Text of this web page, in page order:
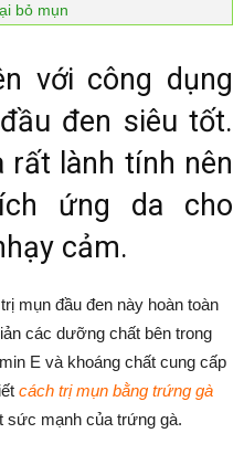
bỏ mụn
với công dụng
đen siêu tốt.
rất lành tính nên
ứng da cho
cảm.
mụn đầu đen này hoàn toàn
các dưỡng chất bên trong
E và khoáng chất cung cấp
cách trị mụn bằng trứng gà
sức mạnh của trứng gà.